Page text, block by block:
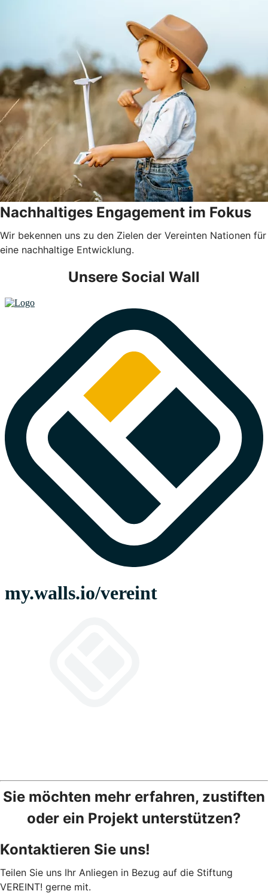
Nachhaltiges Engagement im Fokus
Wir bekennen uns zu den Zielen der Vereinten Nationen für
eine nachhaltige Entwicklung.
Unsere Social Wall
Sie möchten mehr erfahren, zustiften
oder ein Projekt unterstützen?
Kontaktieren Sie uns!
Teilen Sie uns Ihr Anliegen in Bezug auf die Stiftung
VEREINT! gerne mit.